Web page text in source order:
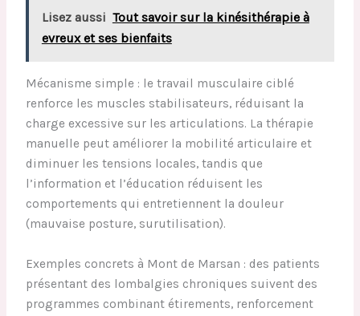
Lisez aussi Tout savoir sur la kinésithérapie à
evreux et ses bienfaits
Mécanisme simple : le travail musculaire ciblé
renforce les muscles stabilisateurs, réduisant la
charge excessive sur les articulations. La thérapie
manuelle peut améliorer la mobilité articulaire et
diminuer les tensions locales, tandis que
l’information et l’éducation réduisent les
comportements qui entretiennent la douleur
(mauvaise posture, surutilisation).
Exemples concrets à Mont de Marsan : des patients
présentant des lombalgies chroniques suivent des
programmes combinant étirements, renforcement